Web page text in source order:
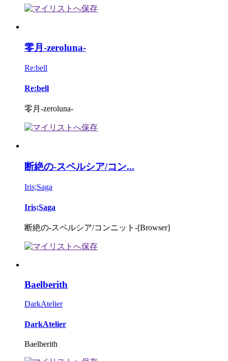
零月-zeroluna-
Re:bell
Re:bell
零月-zeroluna-
断絶の-スペルシア/コン...
Iris;Saga
Iris;Saga
断絶の-スペルシア/コンニット-[Browser]
Baelberith
DarkAtelier
DarkAtelier
Baelberith